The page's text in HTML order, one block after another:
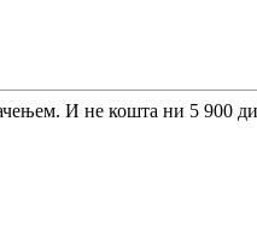
И не кошта ни 5 900